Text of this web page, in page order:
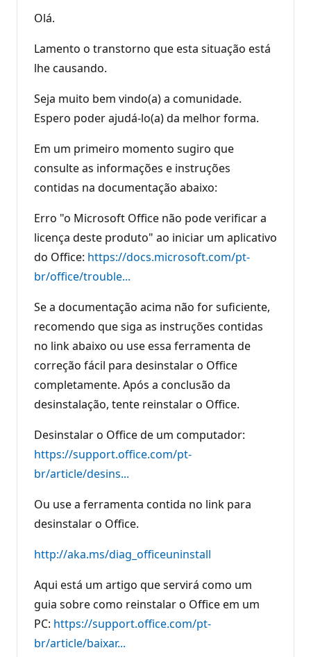
Olá.
Lamento o transtorno que esta situação está
lhe causando.
Seja muito bem vindo(a) a comunidade.
Espero poder ajudá-lo(a) da melhor forma.
Em um primeiro momento sugiro que
consulte as informações e instruções
contidas na documentação abaixo:
Erro "o Microsoft Office não pode verificar a
licença deste produto" ao iniciar um aplicativo
do Office: https://docs.microsoft.com/pt-
br/office/trouble...
Se a documentação acima não for suficiente,
recomendo que siga as instruções contidas
no link abaixo ou use essa ferramenta de
correção fácil para desinstalar o Office
completamente. Após a conclusão da
desinstalação, tente reinstalar o Office.
Desinstalar o Office de um computador:
https://support.office.com/pt-
br/article/desins...
Ou use a ferramenta contida no link para
desinstalar o Office.
http://aka.ms/diag_officeuninstall
Aqui está um artigo que servirá como um
guia sobre como reinstalar o Office em um
PC: https://support.office.com/pt-
br/article/baixar...